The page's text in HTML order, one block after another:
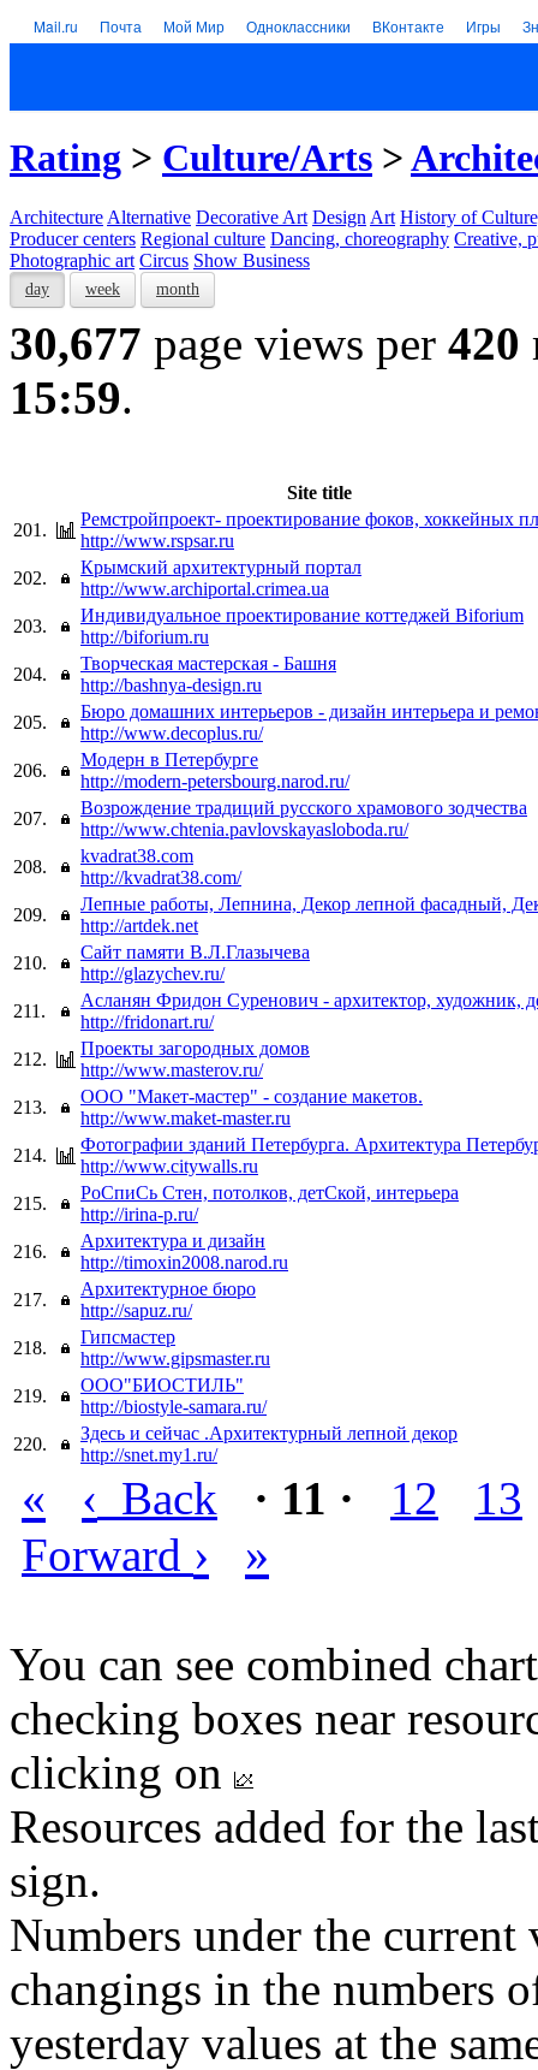
Mail.ru Почта Мой Мир Одноклассники ВКонтакте Игры
Rating > Culture/Arts >
Architecture Alternative Decorative Art Design Art History of
Producer centers Regional culture Dancing, choreography Creative,
Photographic art Circus Show Business
day week month
30,677 page views per 420
15:59.
Site title
201.
Ремстройпроект- проектирование фоков, хоккейных
http://www.rspsar.ru
202.
Крымский архитектурный портал
http://www.archiportal.crimea.ua
203.
Индивидуальное проектирование коттеджей Biforium
http://biforium.ru
204.
Творческая мастерская - Башня
http://bashnya-design.ru
205.
Бюро домашних интерьеров - дизайн интерьера и
http://www.decoplus.ru/
206.
Модерн в Петербурге
http://modern-petersbourg.narod.ru/
207.
Возрождение традиций русского храмового зодчества
http://www.chtenia.pavlovskayasloboda.ru/
208.
kvadrat38.com
http://kvadrat38.com/
209.
Лепные работы, Лепнина, Декор лепной фасадный,
http://artdek.net
210.
Сайт памяти В.Л.Глазычева
http://glazychev.ru/
211.
Асланян Фридон Суренович - архитектор, художник,
http://fridonart.ru/
212.
Проекты загородных домов
http://www.masterov.ru/
213.
ООО "Макет-мастер" - создание макетов.
http://www.maket-master.ru
214.
Фотографии зданий Петербурга. Архитектура
http://www.citywalls.ru
215.
РоСпиСь Стен, потолков, детСкой, интерьера
http://irina-p.ru/
216.
Архитектура и дизайн
http://timoxin2008.narod.ru
217.
Архитектурное бюро
http://sapuz.ru/
218.
Гипсмастер
http://www.gipsmaster.ru
219.
ООО"БИОСТИЛЬ"
http://biostyle-samara.ru/
220.
Здесь и сейчас .Архитектурный лепной декор
http://snet.my1.ru/
« ‹ Back · 11 · 12
13
Forward › »
You can see combined
checking boxes near
clicking on
Resources added for the
sign.
Numbers under the
changings in the numbers
yesterday values at the